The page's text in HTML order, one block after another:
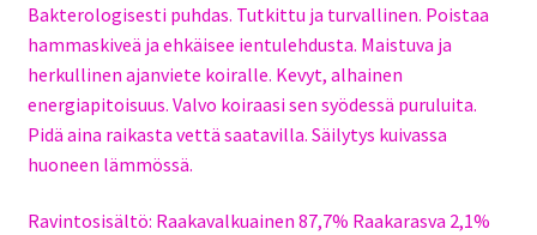
Bakterologisesti puhdas. Tutkittu ja turvallinen. Poistaa
hammaskiveä ja ehkäisee ientulehdusta. Maistuva ja
herkullinen ajanviete koiralle. Kevyt, alhainen
energiapitoisuus. Valvo koiraasi sen syödessä puruluita.
Pidä aina raikasta vettä saatavilla. Säilytys kuivassa
huoneen lämmössä.
Ravintosisältö: Raakavalkuainen 87,7% Raakarasva 2,1%